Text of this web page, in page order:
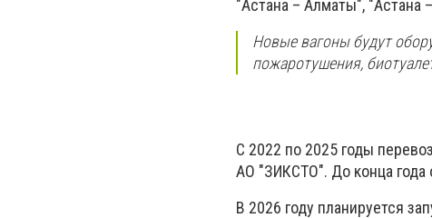
"Астана – Алматы", "Астана
Новые вагоны будут
пожаротушения,
С 2022 по 2025 годы
АО "ЗИКСТО". До конца
В 2026 году планируется